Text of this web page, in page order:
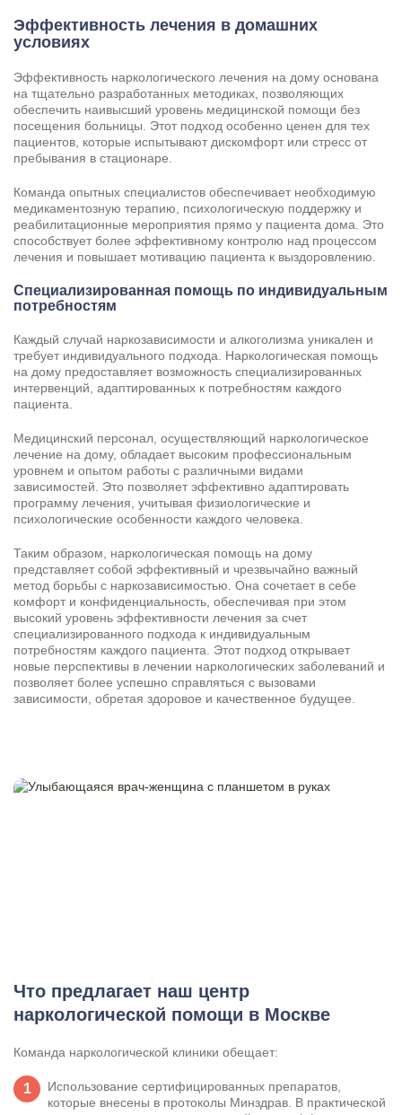
Эффективность лечения в домашних
условиях
Эффективность наркологического лечения на дому основана
на тщательно разработанных методиках, позволяющих
обеспечить наивысший уровень медицинской помощи без
посещения больницы. Этот подход особенно ценен для тех
пациентов, которые испытывают дискомфорт или стресс от
пребывания в стационаре.
Команда опытных специалистов обеспечивает необходимую
медикаментозную терапию, психологическую поддержку и
реабилитационные мероприятия прямо у пациента дома. Это
способствует более эффективному контролю над процессом
лечения и повышает мотивацию пациента к выздоровлению.
Специализированная помощь по индивидуальным
потребностям
Каждый случай наркозависимости и алкоголизма уникален и
требует индивидуального подхода. Наркологическая помощь
на дому предоставляет возможность специализированных
интервенций, адаптированных к потребностям каждого
пациента.
Медицинский персонал, осуществляющий наркологическое
лечение на дому, обладает высоким профессиональным
уровнем и опытом работы с различными видами
зависимостей. Это позволяет эффективно адаптировать
программу лечения, учитывая физиологические и
психологические особенности каждого человека.
Таким образом, наркологическая помощь на дому
представляет собой эффективный и чрезвычайно важный
метод борьбы с наркозависимостью. Она сочетает в себе
комфорт и конфиденциальность, обеспечивая при этом
высокий уровень эффективности лечения за счет
специализированного подхода к индивидуальным
потребностям каждого пациента. Этот подход открывает
новые перспективы в лечении наркологических заболеваний и
позволяет более успешно справляться с вызовами
зависимости, обретая здоровое и качественное будущее.
Что предлагает наш центр
наркологической помощи в Москве
Команда наркологической клиники обещает:
Использование сертифицированных препаратов,
которые внесены в протоколы Минздрав. В практической